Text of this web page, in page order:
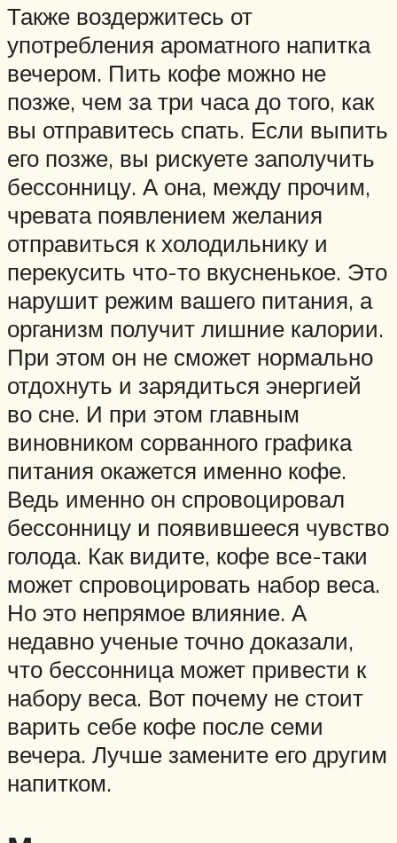
Также воздержитесь от
употребления ароматного напитка
вечером. Пить кофе можно не
позже, чем за три часа до того, как
вы отправитесь спать. Если выпить
его позже, вы рискуете заполучить
бессонницу. А она, между прочим,
чревата появлением желания
отправиться к холодильнику и
перекусить что-то вкусненькое. Это
нарушит режим вашего питания, а
организм получит лишние калории.
При этом он не сможет нормально
отдохнуть и зарядиться энергией
во сне. И при этом главным
виновником сорванного графика
питания окажется именно кофе.
Ведь именно он спровоцировал
бессонницу и появившееся чувство
голода. Как видите, кофе все-таки
может спровоцировать набор веса.
Но это непрямое влияние. А
недавно ученые точно доказали,
что бессонница может привести к
набору веса. Вот почему не стоит
варить себе кофе после семи
вечера. Лучше замените его другим
напитком.